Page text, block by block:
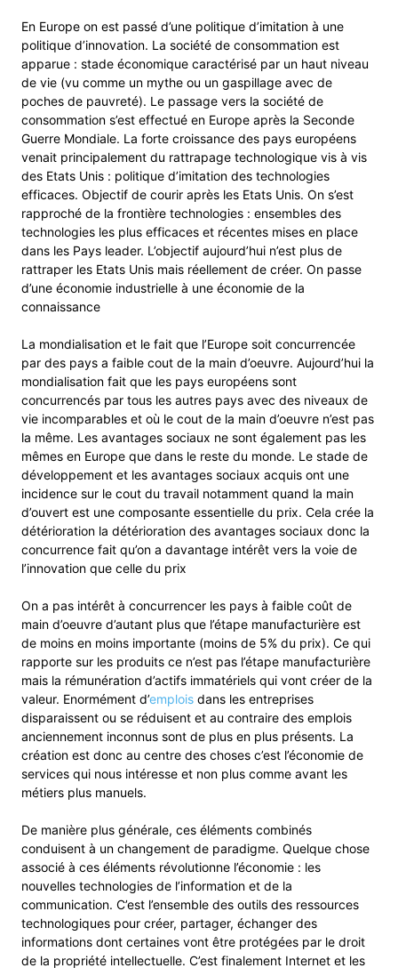
En Europe on est passé d’une politique d’imitation à une
politique d’innovation. La société de consommation est
apparue : stade économique caractérisé par un haut niveau
de vie (vu comme un mythe ou un gaspillage avec de
poches de pauvreté). Le passage vers la société de
consommation s’est effectué en Europe après la Seconde
Guerre Mondiale. La forte croissance des pays européens
venait principalement du rattrapage technologique vis à vis
des Etats Unis : politique d’imitation des technologies
efficaces. Objectif de courir après les Etats Unis. On s’est
rapproché de la frontière technologies : ensembles des
technologies les plus efficaces et récentes mises en place
dans les Pays leader. L’objectif aujourd’hui n’est plus de
rattraper les Etats Unis mais réellement de créer. On passe
d’une économie industrielle à une économie de la
connaissance
La mondialisation et le fait que l’Europe soit concurrencée
par des pays a faible cout de la main d’oeuvre. Aujourd’hui la
mondialisation fait que les pays européens sont
concurrencés par tous les autres pays avec des niveaux de
vie incomparables et où le cout de la main d’oeuvre n’est pas
la même. Les avantages sociaux ne sont également pas les
mêmes en Europe que dans le reste du monde. Le stade de
développement et les avantages sociaux acquis ont une
incidence sur le cout du travail notamment quand la main
d’ouvert est une composante essentielle du prix. Cela crée la
détérioration la détérioration des avantages sociaux donc la
concurrence fait qu’on a davantage intérêt vers la voie de
l’innovation que celle du prix
On a pas intérêt à concurrencer les pays à faible coût de
main d’oeuvre d’autant plus que l’étape manufacturière est
de moins en moins importante (moins de 5% du prix). Ce qui
rapporte sur les produits ce n’est pas l’étape manufacturière
mais la rémunération d’actifs immatériels qui vont créer de la
valeur. Enormément d’emplois dans les entreprises
disparaissent ou se réduisent et au contraire des emplois
anciennement inconnus sont de plus en plus présents. La
création est donc au centre des choses c’est l’économie de
services qui nous intéresse et non plus comme avant les
métiers plus manuels.
De manière plus générale, ces éléments combinés
conduisent à un changement de paradigme. Quelque chose
associé à ces éléments révolutionne l’économie : les
nouvelles technologies de l’information et de la
communication. C’est l’ensemble des outils des ressources
technologiques pour créer, partager, échanger des
informations dont certaines vont être protégées par le droit
de la propriété intellectuelle. C’est finalement Internet et les